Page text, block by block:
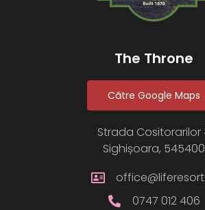
The Throne
Către Google Maps
Strada Cositorarilor
Sighișoara, 545400
0747 012 406